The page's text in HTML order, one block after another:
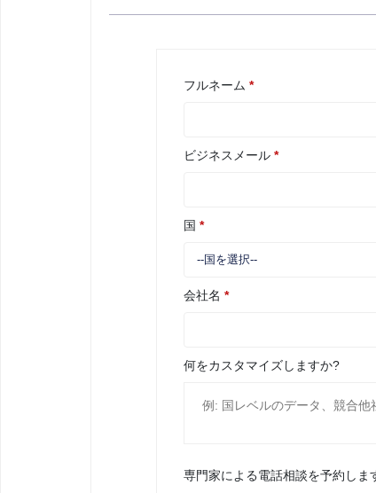
フルネーム *
ビジネスメール *
国 *
会社名 *
何をカスタマイズしますか?
専門家による電話相談を予約しま